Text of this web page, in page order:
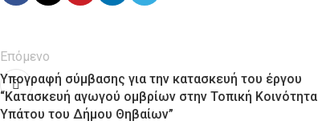
Επόμενο
Υπογραφή σύμβασης για την κατασκευή του έργου
“Κατασκευή αγωγού ομβρίων στην Τοπική Κοινότητα
Υπάτου του Δήμου Θηβαίων”